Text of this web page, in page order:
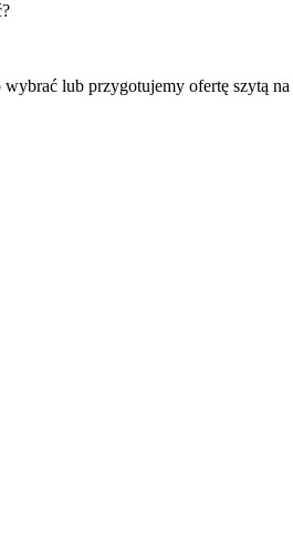
lub przygotujemy ofertę szytą na